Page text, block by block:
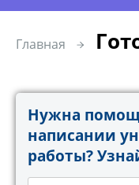
Главная
Нужна
написании
работы?